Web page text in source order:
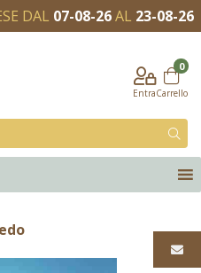
DAL 07-08-26AL 23-08-26
Entra
0
Carrello